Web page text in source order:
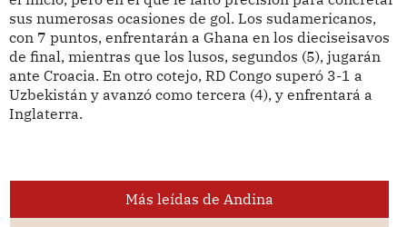
sus numerosas ocasiones de gol. Los sudamericanos,
con 7 puntos, enfrentarán a Ghana en los dieciseisavos
de final, mientras que los lusos, segundos (5), jugarán
ante Croacia. En otro cotejo, RD Congo superó 3-1 a
Uzbekistán y avanzó como tercera (4), y enfrentará a
Inglaterra.
Más leídas de Andina